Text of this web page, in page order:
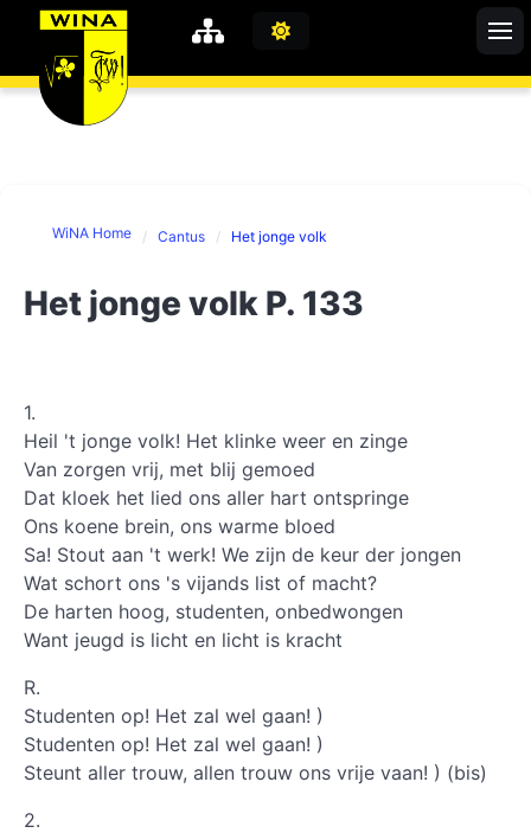
Home
WiNA Home Cantus Het jonge volk
Het jonge volk P. 133
1.
Heil 't jonge volk! Het klinke weer en zinge
Van zorgen vrij, met blij gemoed
Dat kloek het lied ons aller hart ontspringe
Ons koene brein, ons warme bloed
Sa! Stout aan 't werk! We zijn de keur der jongen
Wat schort ons 's vijands list of macht?
De harten hoog, studenten, onbedwongen
Want jeugd is licht en licht is kracht
R.
Studenten op! Het zal wel gaan! )
Studenten op! Het zal wel gaan! )
Steunt aller trouw, allen trouw ons vrije vaan! ) (bis)
2.